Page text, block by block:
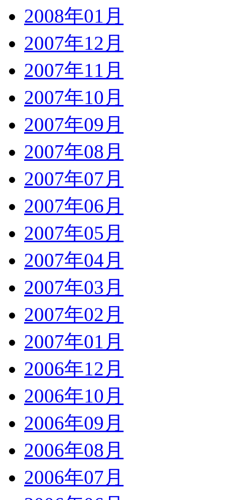
2008年01月
2007年12月
2007年11月
2007年10月
2007年09月
2007年08月
2007年07月
2007年06月
2007年05月
2007年04月
2007年03月
2007年02月
2007年01月
2006年12月
2006年10月
2006年09月
2006年08月
2006年07月